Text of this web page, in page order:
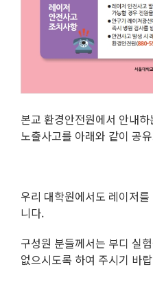
본교 환경안전원에서 안내
노출사고를 아래와 같이 공
우리 대학원에서도 레이저
니다.
구성원 분들께서는 부디 실
없으시도록 하여 주시기 바